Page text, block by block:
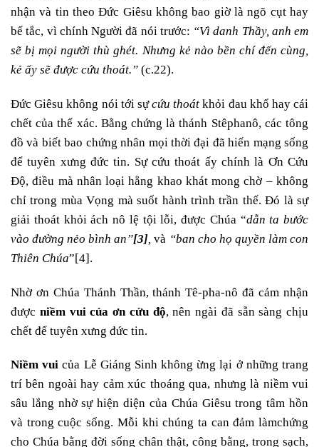
nhận và tin theo Đức Giêsu không bao giờ là ngõ cụt hay
bế tắc, vì chính Người đã nói trước: “Vì danh Thầy, anh em
sẽ bị mọi người thù ghét. Nhưng kẻ nào bền chí đến cùng,
kẻ ấy sẽ được cứu thoát.” (c.22).
Đức Giêsu không nói tới sựcứu thoát khỏi đau khổ hay cái
chết của thể xác. Bằng chứng là thánh Stêphanô, các tông
đồ và biết bao chứng nhân mọi thời đại đã hiến mạng sống
để tuyên xưng đức tin. Sự cứu thoát ấy chính là Ơn Cứu
Độ, điều mà nhân loại hằng khao khát mong chờ – không
chỉ trong mùa Vọng mà suốt hành trình trần thế. Đó là sự
giải thoát khỏi ách nô lệ tội lỗi, được Chúa “dẫn ta bước
vào đường nẻo bình an”[3] ,và “ban cho họ quyền làm con
Thiên Chúa”[4].
Nhờ ơn Chúa Thánh Thần, thánh Tê-pha-nô đã cảm nhận
được niềm vui của ơn cứu độ, nên ngài đã sẵn sàng chịu
chết để tuyên xưng đức tin.
Niềm vui của Lễ Giáng Sinh không ừng lại ở những trang
trí bên ngoài hay cảm xúc thoáng qua, nhưng là niềm vui
sâu lắng nhờ sự hiện diện của Chúa Giêsu trong tâm hồn
và trong cuộc sống. Mỗi khi chúng ta can đảm làmchứng
cho Chúa bằng đời sống chân thật, công bằng, trong sạch,